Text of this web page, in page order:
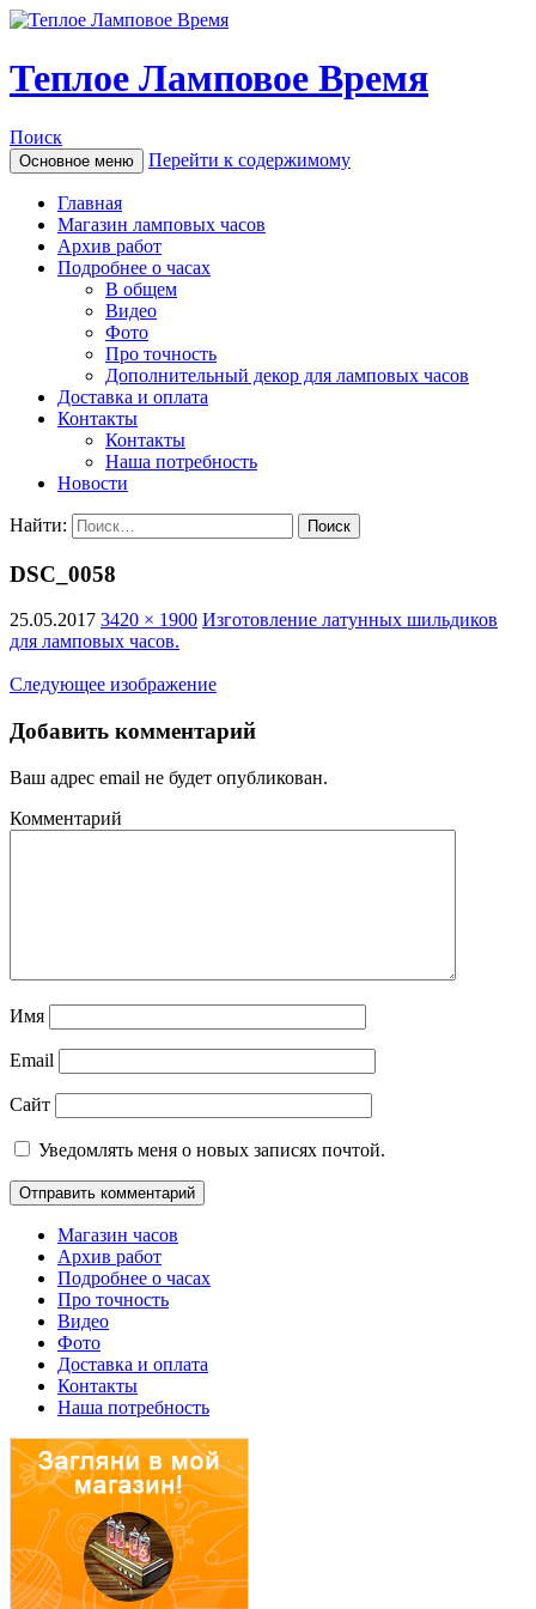
Теплое Ламповое Время
Поиск
Основное меню Перейти к содержимому
Главная
Магазин ламповых часов
Архив работ
Подробнее о часах
В общем
Видео
Фото
Про точность
Дополнительный декор для ламповых часов
Доставка и оплата
Контакты
Контакты
Наша потребность
Новости
Найти:
DSC_0058
25.05.2017 3420 × 1900 Изготовление латунных шильдиков
для ламповых часов.
Следующее изображение
Добавить комментарий
Ваш адрес email не будет опубликован.
Комментарий
Имя
Email
Сайт
Уведомлять меня о новых записях почтой.
Магазин часов
Архив работ
Подробнее о часах
Про точность
Видео
Фото
Доставка и оплата
Контакты
Наша потребность